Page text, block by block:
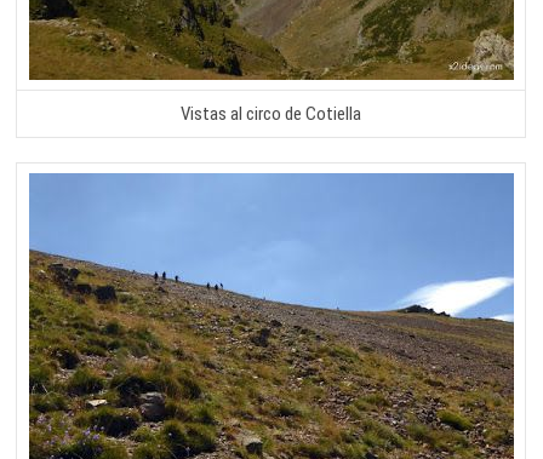
Vistas al circo de Cotiella